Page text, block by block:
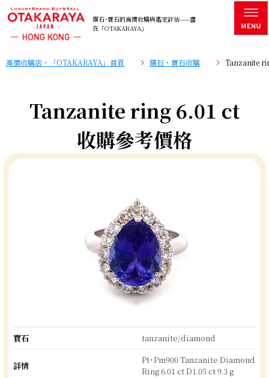
鑽石･寶石的高價收購與鑑定評估——盡
在「OTAKARAYA」
高價收購店・「OTAKARAYA」首頁 鑽石・寶石收購 Tanzanite
Tanzanite ring 6.01 ct
收購參考價格
寶石 tanzanite/diamond
詳情
Pt･Pm900 Tanzanite Diamond
Ring 6.01 ct D1.05 ct 9.3 g